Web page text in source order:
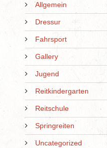
Allgemein
Dressur
Fahrsport
Gallery
Jugend
Reitkindergarten
Reitschule
Springreiten
Uncategorized